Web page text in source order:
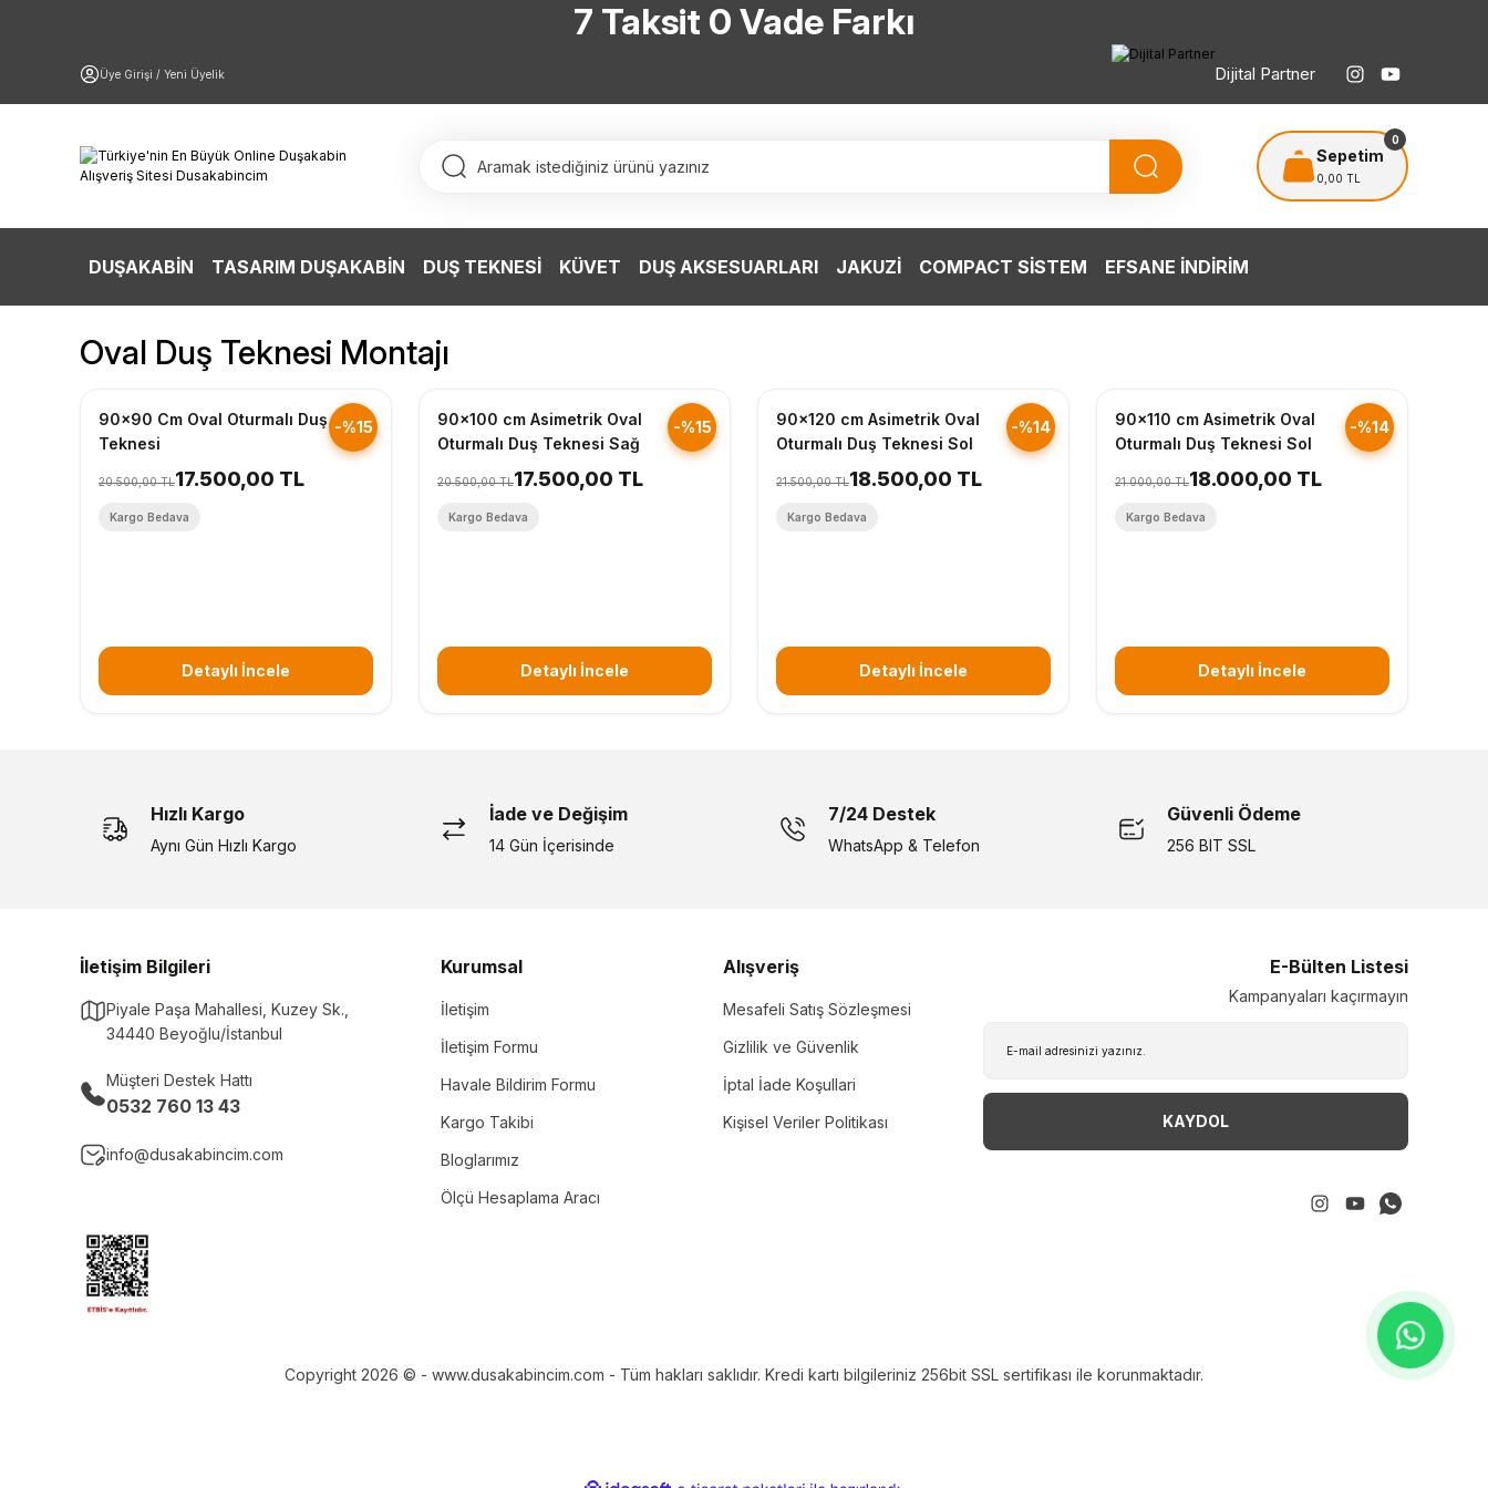
7 Taksit 0 Vade Farkı
Üye Girişi / Yeni Üyelik
TÜRKİYE’NİN HERYERİNE ÜCRETSİZ KARGO
Dijital Partner
Sepetim
0,00 TL
0
DUŞAKABİN TASARIM DUŞAKABİN DUŞ TEKNESİ KÜVET DUŞ AKSESUARLARI JAKUZİ COMPACT SİSTEM EFSANE İNDİRİM
Oval Duş Teknesi Montajı
-%15
Hızlı Gönderim
90x90 Cm Oval Oturmalı Duş
Teknesi
20.500,00 TL17.500,00 TL
Kargo Bedava
Detaylı İncele
-%15
Hızlı Gönderim
90x100 cm Asimetrik Oval
Oturmalı Duş Teknesi Sağ
20.500,00 TL17.500,00 TL
Kargo Bedava
Detaylı İncele
-%14
90x120 cm Asimetrik Oval
Oturmalı Duş Teknesi Sol
21.500,00 TL18.500,00 TL
Kargo Bedava
Detaylı İncele
-%14
90x110 cm Asimetrik Oval
Oturmalı Duş Teknesi Sol
21.000,00 TL18.000,00 TL
Kargo Bedava
Detaylı İncele
Hızlı Kargo
Aynı Gün Hızlı Kargo
İade ve Değişim
14 Gün İçerisinde
7/24 Destek
WhatsApp & Telefon
Güvenli Ödeme
256 BIT SSL
İletişim Bilgileri
Piyale Paşa Mahallesi, Kuzey Sk.,
34440 Beyoğlu/İstanbul
Müşteri Destek Hattı
0532 760 13 43
info@dusakabincim.com
Kurumsal
İletişim
İletişim Formu
Havale Bildirim Formu
Kargo Takibi
Bloglarımız
Ölçü Hesaplama Aracı
Alışveriş
Mesafeli Satış Sözleşmesi
Gizlilik ve Güvenlik
İptal İade Koşullari
Kişisel Veriler Politikası
E-Bülten Listesi
Kampanyaları kaçırmayın
KAYDOL
Copyright 2026 © - www.dusakabincim.com - Tüm hakları saklıdır. Kredi kartı bilgileriniz 256bit SSL sertifikası ile korunmaktadır.